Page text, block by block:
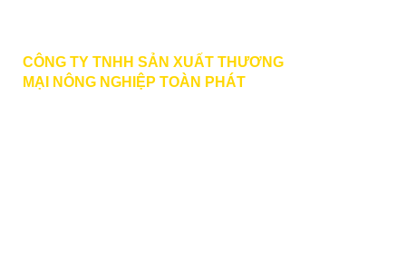
CÔNG TY TNHH SẢN XUẤT THƯƠNG
MẠI
NÔNG NGHIỆP TOÀN PHÁT